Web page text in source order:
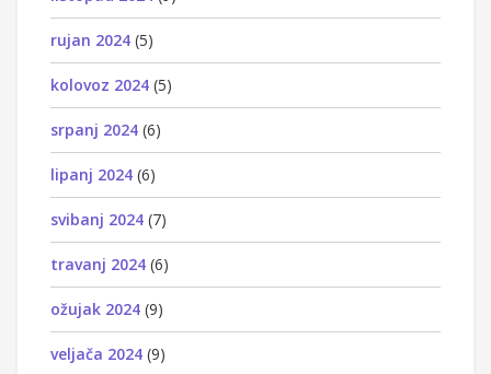
rujan 2024 (5)
kolovoz 2024 (5)
srpanj 2024 (6)
lipanj 2024 (6)
svibanj 2024 (7)
travanj 2024 (6)
ožujak 2024 (9)
veljača 2024 (9)